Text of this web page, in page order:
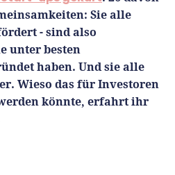
Sie alle
- sind also
unter besten
haben. Und sie alle
Wieso das für Investoren
könnte, erfahrt ihr